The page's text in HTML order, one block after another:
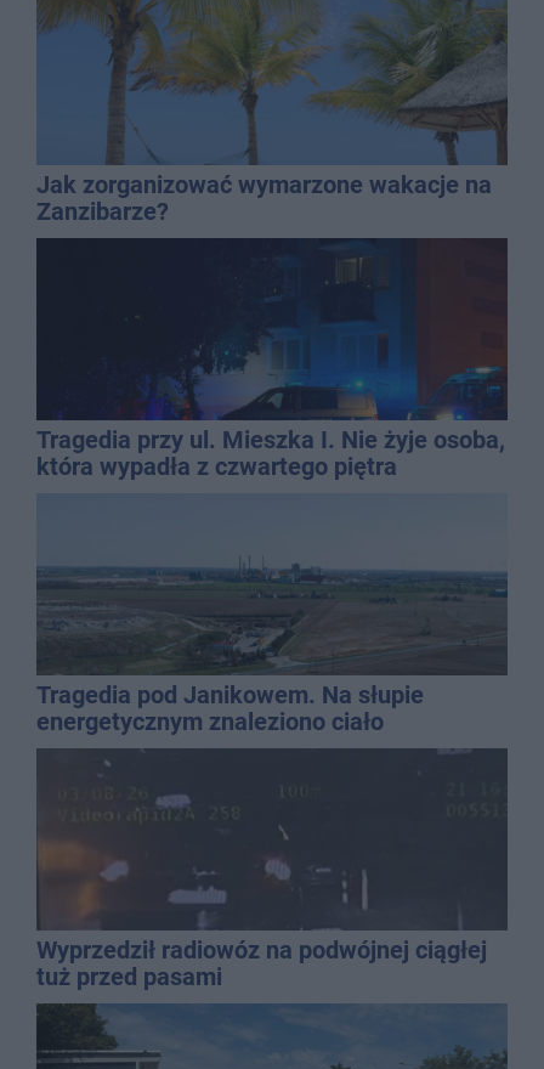
Jak zorganizować wymarzone wakacje na
Zanzibarze?
Tragedia przy ul. Mieszka I. Nie żyje osoba,
która wypadła z czwartego piętra
Tragedia pod Janikowem. Na słupie
energetycznym znaleziono ciało
mężczyzny
Wyprzedził radiowóz na podwójnej ciągłej
tuż przed pasami